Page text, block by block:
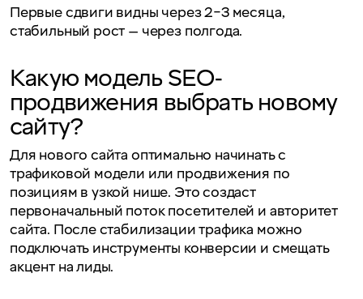
Первые сдвиги видны через 2–3 месяца,
стабильный рост — через полгода.
Какую модель SEO-
продвижения выбрать новому
сайту?
Для нового сайта оптимально начинать с
трафиковой модели или продвижения по
позициям в узкой нише. Это создаст
первоначальный поток посетителей и авторитет
сайта. После стабилизации трафика можно
подключать инструменты конверсии и смещать
акцент на лиды.